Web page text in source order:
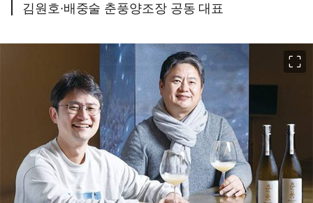
김원호·배중술 춘풍양조장 공동 대표